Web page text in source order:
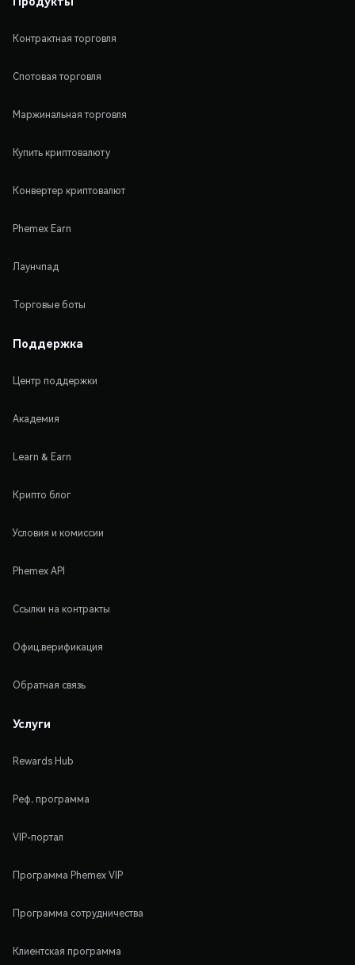
Контрактная торговля
Спотовая торговля
Маржинальная торговля
Купить криптовалюту
Конвертер криптовалют
Phemex Earn
Лаунчпад
Торговые боты
Поддержка
Центр поддержки
Академия
Learn & Earn
Крипто блог
Условия и комиссии
Phemex API
Ссылки на контракты
Офиц.верификация
Обратная связь
Услуги
Rewards Hub
Реф. программа
VIP-портал
Программа Phemex VIP
Программа сотрудничества
Клиентская программа